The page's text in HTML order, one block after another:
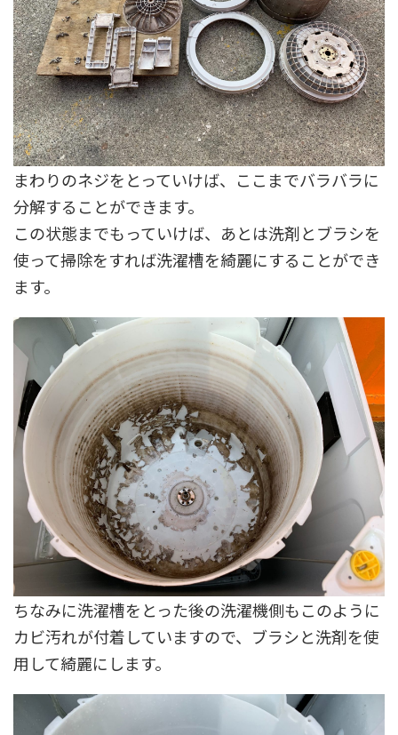
まわりのネジをとっていけば、ここまでバラバラに
分解することができます。
この状態までもっていけば、あとは洗剤とブラシを
使って掃除をすれば洗濯槽を綺麗にすることができ
ます。
ちなみに洗濯槽をとった後の洗濯機側もこのように
カビ汚れが付着していますので、ブラシと洗剤を使
用して綺麗にします。